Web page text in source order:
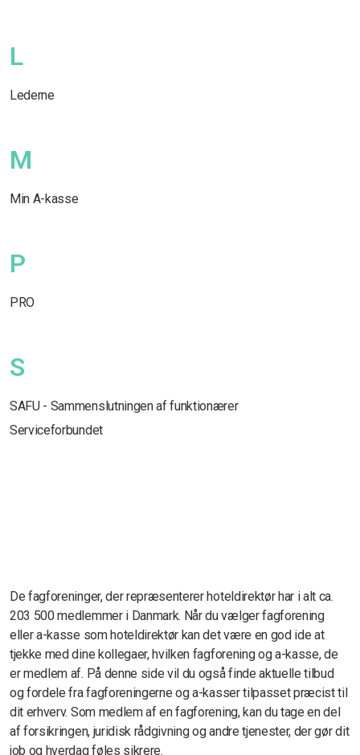
L
Lederne
M
Min A-kasse
P
PRO
S
SAFU - Sammenslutningen af funktionærer
Serviceforbundet
De fagforeninger, der repræsenterer hoteldirektør har i alt ca.
203 500 medlemmer i Danmark. Når du vælger fagforening
eller a-kasse som hoteldirektør kan det være en god ide at
tjekke med dine kollegaer, hvilken fagforening og a-kasse, de
er medlem af. På denne side vil du også finde aktuelle tilbud
og fordele fra fagforeningerne og a-kasser tilpasset præcist til
dit erhverv. Som medlem af en fagforening, kan du tage en del
af forsikringen, juridisk rådgivning og andre tjenester, der gør dit
job og hverdag føles sikrere.